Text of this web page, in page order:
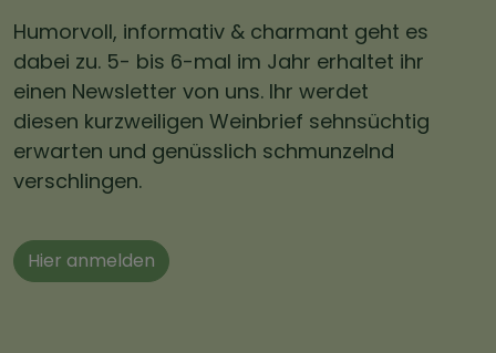
Humorvoll, informativ & charmant geht es
dabei zu. 5- bis 6-mal im Jahr erhaltet ihr
einen Newsletter von uns. Ihr werdet
diesen kurzweiligen Weinbrief sehnsüchtig
erwarten und genüsslich schmunzelnd
verschlingen.
Hier anmelden